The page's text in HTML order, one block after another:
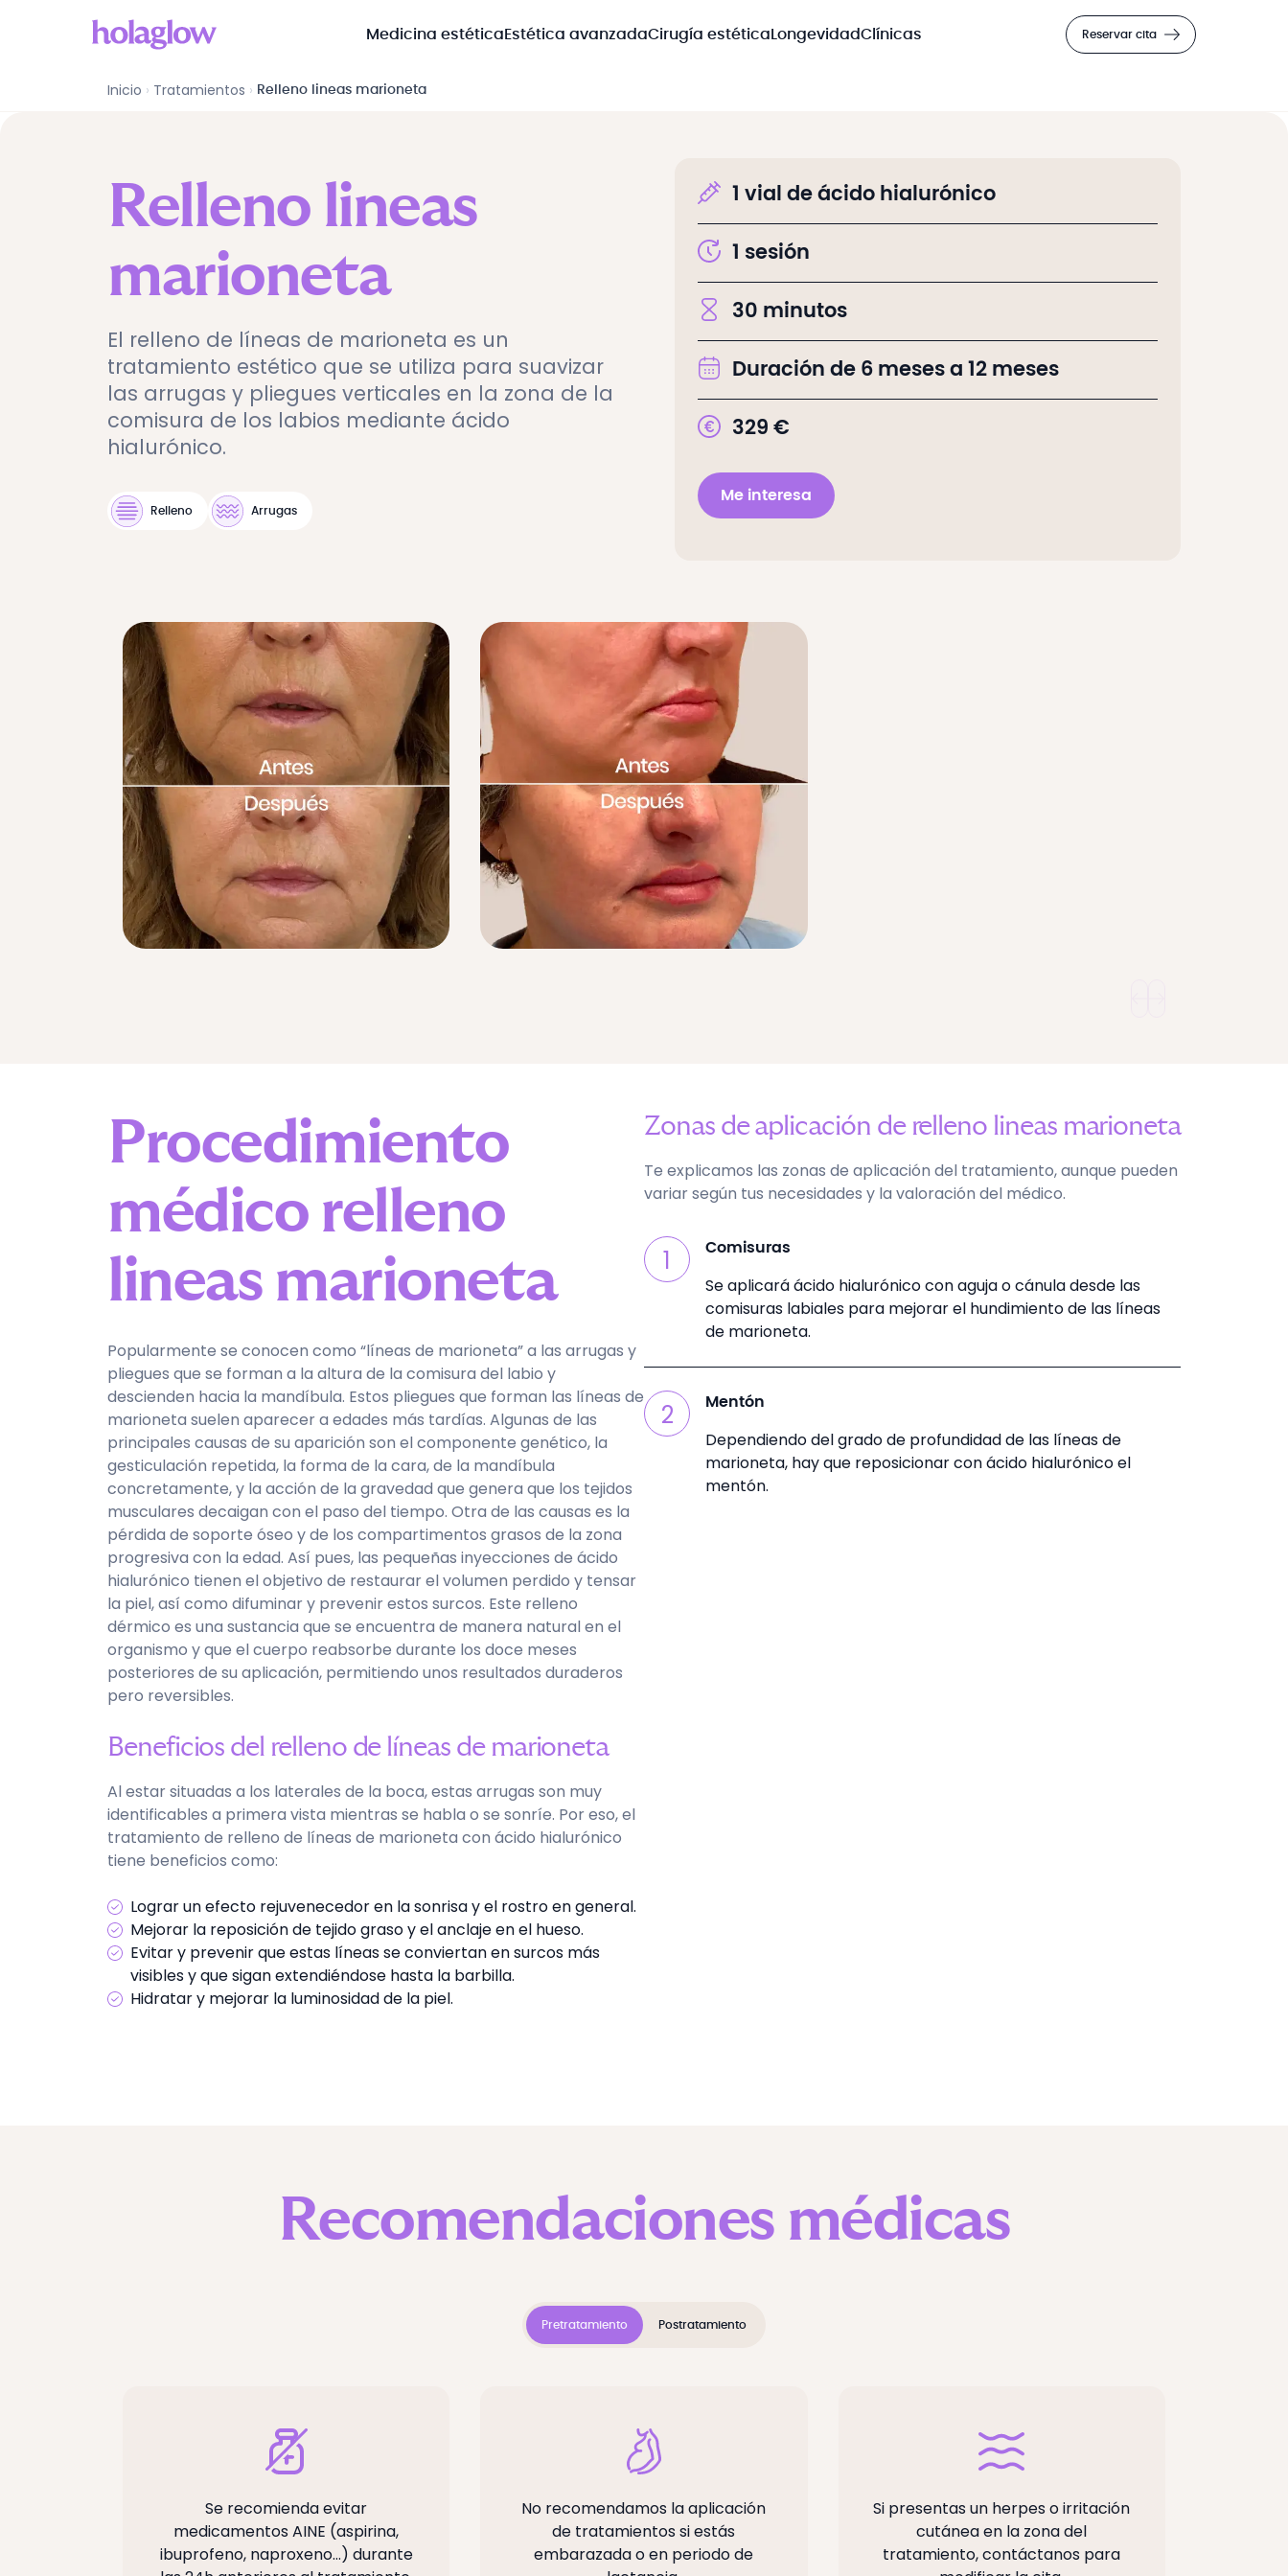
Medicina estética Estética avanzadaCirugía estética LongevidadClínicas Reservar cita
Inicio › Tratamientos › Relleno lineas marioneta
Relleno lineas
marioneta
El relleno de líneas de marioneta es un
tratamiento estético que se utiliza para suavizar
las arrugas y pliegues verticales en la zona de la
comisura de los labios mediante ácido
hialurónico.
Relleno Arrugas
1 vial de ácido hialurónico
1 sesión
30 minutos
Duración de 6 meses a 12 meses
329 €
Me interesa
Procedimiento
médico relleno
lineas marioneta
Popularmente se conocen como “líneas de marioneta” a las arrugas y
pliegues que se forman a la altura de la comisura del labio y
descienden hacia la mandíbula. Estos pliegues que forman las líneas de
marioneta suelen aparecer a edades más tardías. Algunas de las
principales causas de su aparición son el componente genético, la
gesticulación repetida, la forma de la cara, de la mandíbula
concretamente, y la acción de la gravedad que genera que los tejidos
musculares decaigan con el paso del tiempo. Otra de las causas es la
pérdida de soporte óseo y de los compartimentos grasos de la zona
progresiva con la edad. Así pues, las pequeñas inyecciones de ácido
hialurónico tienen el objetivo de restaurar el volumen perdido y tensar
la piel, así como difuminar y prevenir estos surcos. Este relleno
dérmico es una sustancia que se encuentra de manera natural en el
organismo y que el cuerpo reabsorbe durante los doce meses
posteriores de su aplicación, permitiendo unos resultados duraderos
pero reversibles.
Beneficios del relleno de líneas de marioneta
Al estar situadas a los laterales de la boca, estas arrugas son muy
identificables a primera vista mientras se habla o se sonríe. Por eso, el
tratamiento de relleno de líneas de marioneta con ácido hialurónico
tiene beneficios como:
Lograr un efecto rejuvenecedor en la sonrisa y el rostro en general.
Mejorar la reposición de tejido graso y el anclaje en el hueso.
Evitar y prevenir que estas líneas se conviertan en surcos más
visibles y que sigan extendiéndose hasta la barbilla.
Hidratar y mejorar la luminosidad de la piel.
Zonas de aplicación de relleno lineas marioneta
Te explicamos las zonas de aplicación del tratamiento, aunque pueden
variar según tus necesidades y la valoración del médico.
1 Comisuras
Se aplicará ácido hialurónico con aguja o cánula desde las
comisuras labiales para mejorar el hundimiento de las líneas
de marioneta.
2 Mentón
Dependiendo del grado de profundidad de las líneas de
marioneta, hay que reposicionar con ácido hialurónico el
mentón.
Recomendaciones médicas
Pretratamiento Postratamiento
Se recomienda evitar
medicamentos AINE (aspirina,
ibuprofeno, naproxeno…) durante
No recomendamos la aplicación
de tratamientos si estás
embarazada o en periodo de
Si presentas un herpes o irritación
cutánea en la zona del
tratamiento, contáctanos para